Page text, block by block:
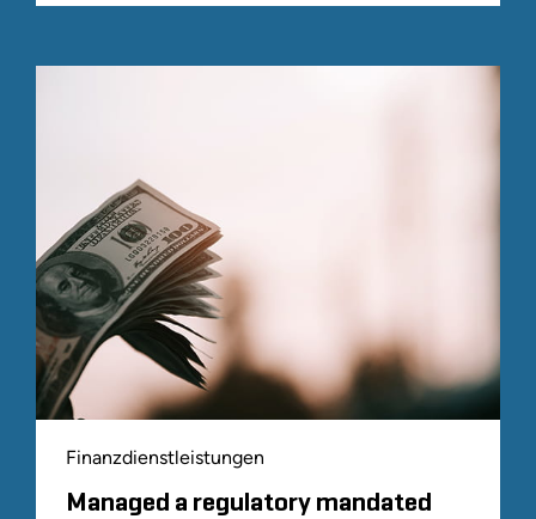
Finanzdienstleistungen
Managed a regulatory mandated